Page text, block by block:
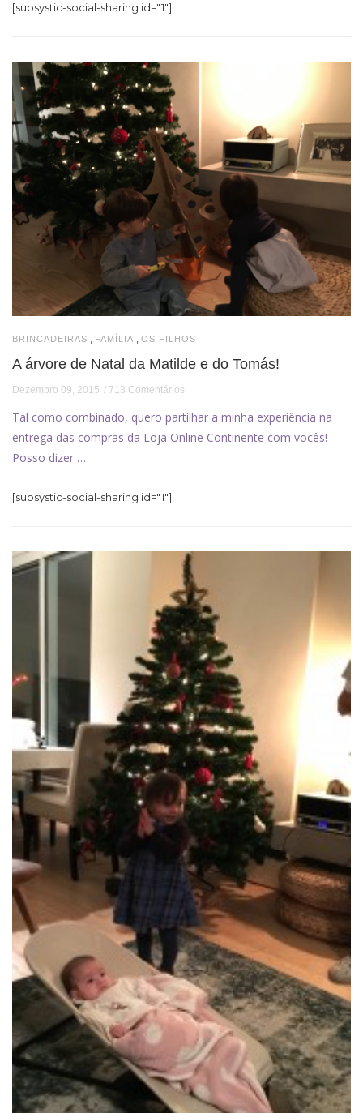
[supsystic-social-sharing id="1"]
BRINCADEIRAS FAMÍLIA OS FILHOS
A árvore de Natal da Matilde e do Tomás!
Dezembro 09, 2015 713 Comentários
Tal como combinado, quero partilhar a minha experiência na
entrega das compras da Loja Online Continente com vocês!
Posso dizer …
[supsystic-social-sharing id="1"]